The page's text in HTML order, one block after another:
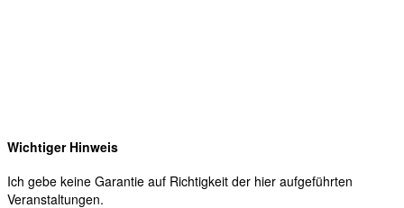
Wichtiger Hinweis
Ich gebe keine Garantie auf Richtigkeit der hier aufgeführten
Veranstaltungen.